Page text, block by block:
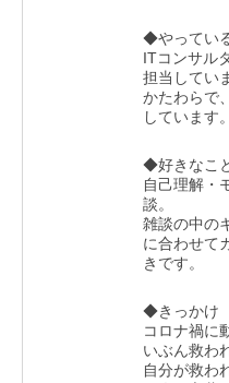
◆やってい
ITコンサル
担当してい
かたわらで
しています。
◆好きなこ
自己理解・
談。
雑談の中の
に合わせて
きです。
◆きっかけ
コロナ禍に
いぶん救わ
自分が救わ